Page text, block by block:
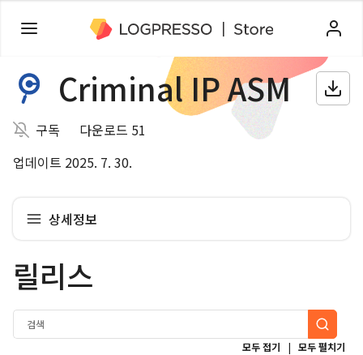
Criminal IP ASM
구독
다운로드 51
업데이트 2025. 7. 30.
상세정보
릴리스
모두 접기 | 모두 펼치기